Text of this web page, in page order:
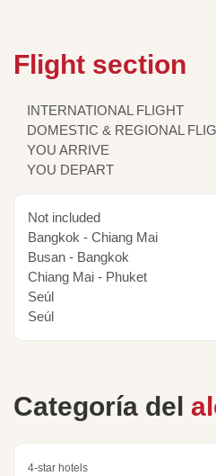
Flight section
INTERNATIONAL FLIGHT
DOMESTIC & REGIONAL
YOU ARRIVE
YOU DEPART
Not included
Bangkok - Chiang Mai
Busan - Bangkok
Chiang Mai - Phuket
Seúl
Seúl
Categoría del
4-star hotels